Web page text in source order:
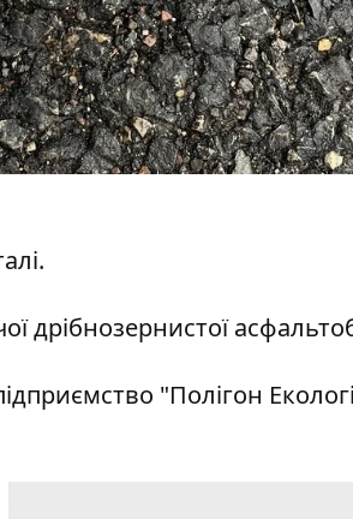
дрібнозернистої
"Полігон